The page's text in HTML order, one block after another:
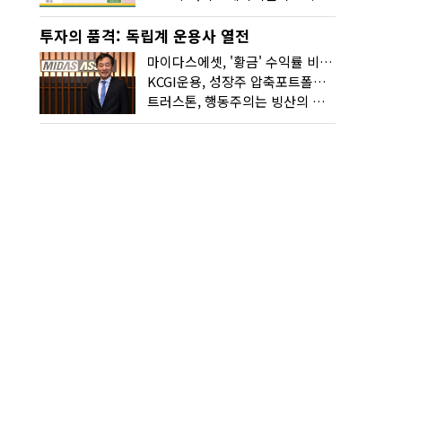
투자의 품격: 독립계 운용사 열전
마이다스에셋, '황금' 수익률 비결은 '꾸준함'
KCGI운용, 성장주 압축포트폴리오로 새 길을 그리다
트러스톤, 행동주의는 빙산의 일각...진정한 힘은 '주식형 강자'